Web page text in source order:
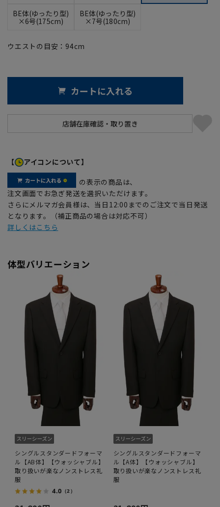
BE体(ゆったり型)
×6号(175cm)
BE体(ゆったり型)
×7号(180cm)
ウエストの目安： 94cm
カートに入れる
【 アイコンについて】
の表示の商品は、
注文画面でお急ぎ発送を選択いただけます。
さらにメルマガ会員様は、当日12:00までのご注文で当日発送
となります。（補正商品の場合は対応不可）
詳しくはこちら
体型バリエーション
シングルスタンダードフォーマ
ル【AB体】【ウォッシャブル】
取り扱いが楽なノンストレス礼
服
4.0 （2）
シングルスタンダードフォーマ
ル【A体】【ウォッシャブル】
取り扱いが楽なノンストレス礼
服